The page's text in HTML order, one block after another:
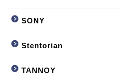
SONY
Stentorian
TANNOY